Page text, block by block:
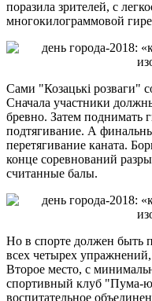
поразила зрителей, с
многокилограммовой
Сами "Козацькі розваги"
Сначала участники
бревно. Затем
подтягивание. А
перетягивание каната.
конце соревнований
считанные балы.
Но в спорте должен быть
всех четырех
Второе место, с
спортивный клуб "Пума-
воспитательное